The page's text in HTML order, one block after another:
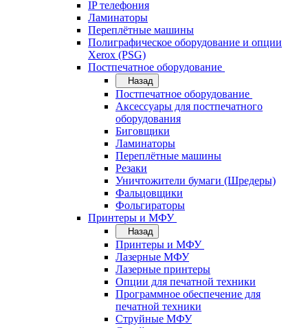
IP телефония
Ламинаторы
Переплётные машины
Полиграфическое оборудование и опции
Xerox (PSG)
Постпечатное оборудование
Назад
Постпечатное оборудование
Аксессуары для постпечатного
оборудования
Биговщики
Ламинаторы
Переплётные машины
Резаки
Уничтожители бумаги (Шредеры)
Фальцовщики
Фольгираторы
Принтеры и МФУ
Назад
Принтеры и МФУ
Лазерные МФУ
Лазерные принтеры
Опции для печатной техники
Программное обеспечение для
печатной техники
Струйные МФУ